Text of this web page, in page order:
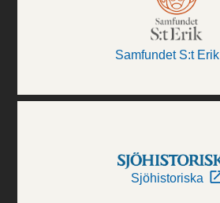
Samfundet S:t Erik
Sjöhistoriska